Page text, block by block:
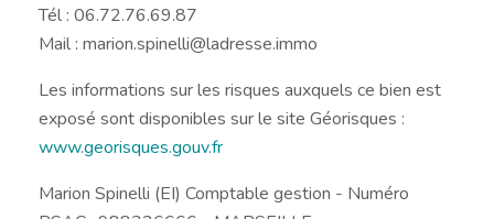
Tél : 06.72.76.69.87
Mail : marion.spinelli@ladresse.immo
Les informations sur les risques auxquels ce bien est
exposé sont disponibles sur le site Géorisques :
www.georisques.gouv.fr
Marion Spinelli (EI) Comptable gestion - Numéro